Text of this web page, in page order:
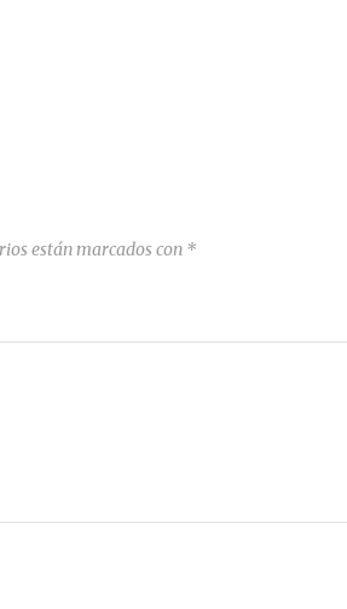
están marcados con *